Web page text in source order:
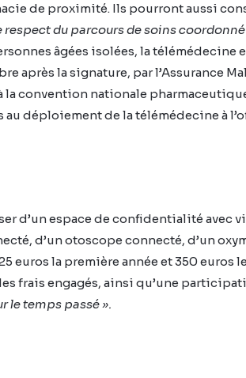
de proximité. Ils pourront aussi
respect du parcours de soins
âgées isolées, la télémédecine
après la signature, par l’Assurance
la convention nationale
déploiement de la télémédecine à
d’un espace de confidentialité avec
d’un otoscope connecté, d’un
euros la première année et 350 euros
frais engagés, ainsi qu’une
le temps passé ».